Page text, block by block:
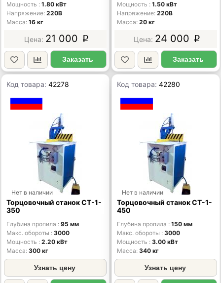
Мощность
1.80 кВт
Напряжение 220В
Масса 16 кг
21 000 p
Заказать
Мощность
1.50 кВт
Напряжение 220В
Масса 20 кг
24 000 p
Заказать
Код товара:42278
Нет в наличии
Торцовочный станок СТ-1-
350
Глубина пропила
95 мм
Макс. обороты
3000
Мощность
2.20 кВт
Масса 300 кг
Узнать цену
Код товара:42280
Нет в наличии
Торцовочный станок СТ-1-
450
Глубина пропила
150 мм
Макс. обороты
3000
Мощность
3.00 кВт
Масса 340 кг
Узнать цену